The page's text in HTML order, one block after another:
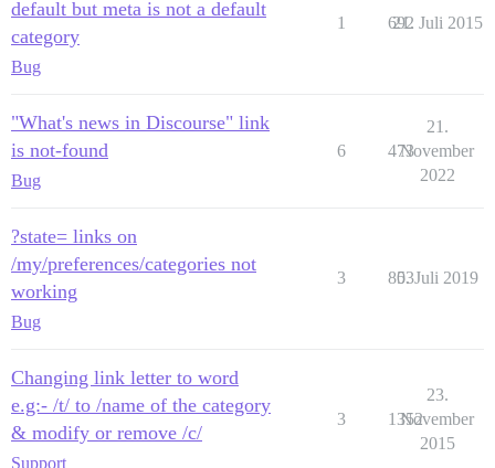
default but meta is not a default
category
Bug
1 692
21. Juli 2015
"What's news in Discourse" link
is not-found
Bug
6 473
21.
November
2022
?state= links on
/my/preferences/categories not
working
Bug
3 803
5. Juli 2019
Changing link letter to word
e.g:- /t/ to /name of the category
& modify or remove /c/
Support
3 1352
23.
November
2015